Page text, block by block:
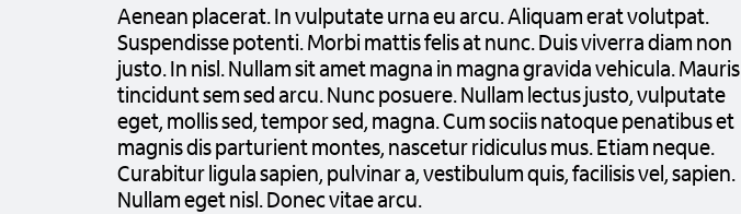
Aenean placerat. In vulputate urna eu arcu. Aliquam erat volutpat.
Suspendisse potenti. Morbi mattis felis at nunc. Duis viverra diam non
justo. In nisl. Nullam sit amet magna in magna gravida vehicula. Mauris
tincidunt sem sed arcu. Nunc posuere. Nullam lectus justo, vulputate
eget, mollis sed, tempor sed, magna. Cum sociis natoque penatibus et
magnis dis parturient montes, nascetur ridiculus mus. Etiam neque.
Curabitur ligula sapien, pulvinar a, vestibulum quis, facilisis vel, sapien.
Nullam eget nisl. Donec vitae arcu.